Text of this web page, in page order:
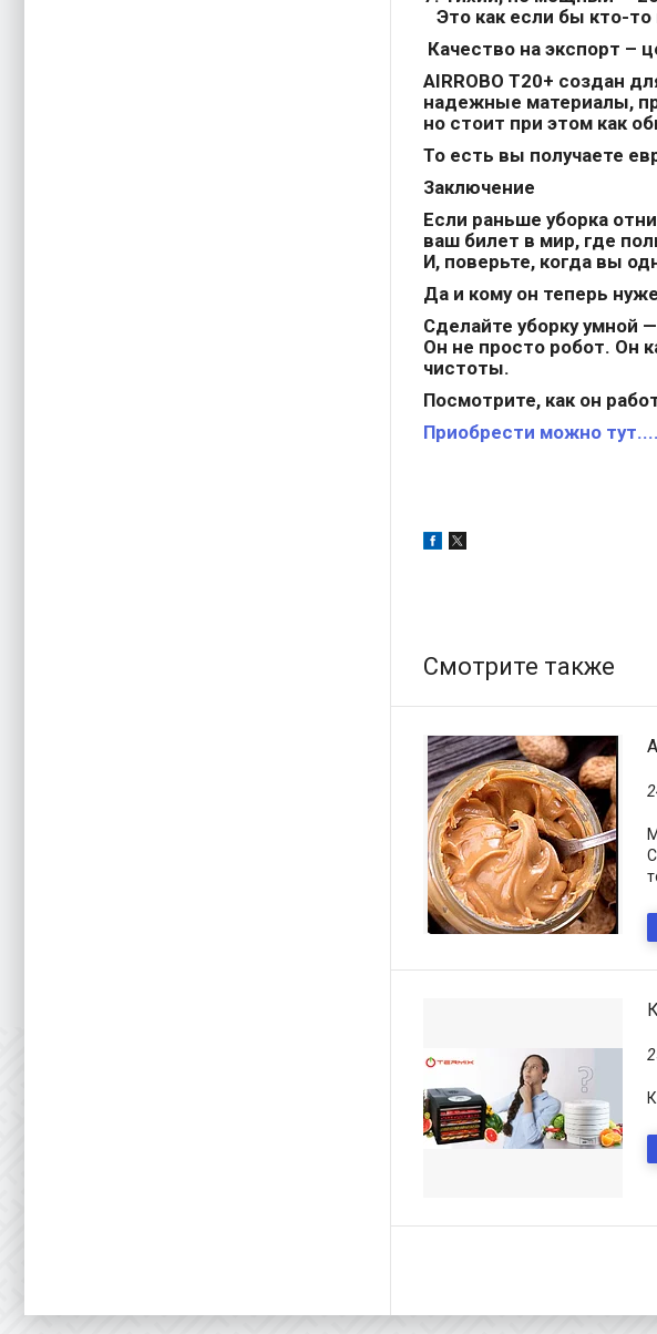
Это как если бы кто-
Качество на экспорт –
AIRROBO T20+ создан
надежные материалы,
но стоит при этом как
То есть вы получаете
Заключение
Если раньше уборка
ваш билет в мир, где
И, поверьте, когда вы
Да и кому он теперь
Сделайте уборку умной
Он не просто робот. Он
чистоты.
Посмотрите, как он
Приобрести можно